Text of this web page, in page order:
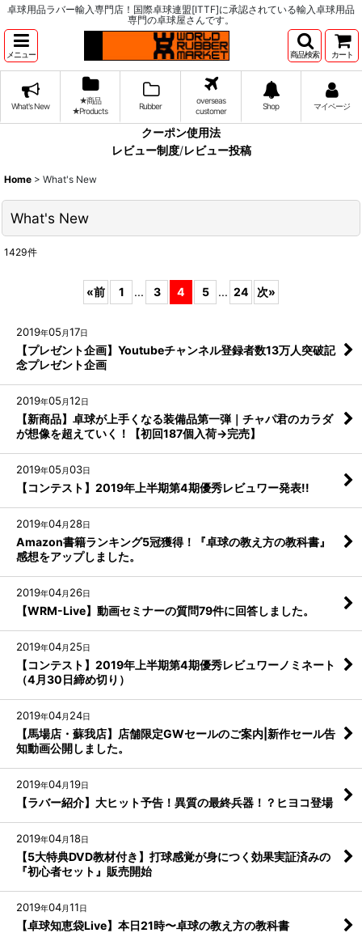
卓球用品ラバー輸入専門店！国際卓球連盟[ITTF]に承認されている輸入卓球用品
専門の卓球屋さんです。
メニュー 商品検索 カート
What's New
★商品
★Products
Rubber
overseas
customer
Shop マイページ
クーポン使用法
レビュー制度/レビュー投稿
Home > What's New
What's New
1429件
«前 1 ... 3 4 5 ... 24 次»
2019年05 月17日
【プレゼント企画】Youtubeチャンネル登録者数13万人突破記
念プレゼント企画
2019年05 月12日
【新商品】卓球が上手くなる装備品第一弾｜チャパ君のカラダ
が想像を超えていく！【初回187個入荷→完売】
2019年05 月03日
【コンテスト】2019年上半期第4期優秀レビュワー発表!!
2019年04月 28日
Amazon書籍ランキング5冠獲得！『卓球の教え方の教科書』
感想をアップしました。
2019年04月 26日
【WRM-Live】動画セミナーの質問79件に回答しました。
2019年04月 25日
【コンテスト】2019年上半期第4期優秀レビュワーノミネート
（4月30日締め切り）
2019年04月 24日
【馬場店・蘇我店】店舗限定GWセールのご案内|新作セール告
知動画公開しました。
2019年04月19日
【ラバー紹介】大ヒット予告！異質の最終兵器！？ヒヨコ登場
2019年04月18日
【5大特典DVD教材付き】打球感覚が身につく効果実証済みの
『初心者セット』販売開始
2019年04月11日
【卓球知恵袋Live】本日21時〜卓球の教え方の教科書